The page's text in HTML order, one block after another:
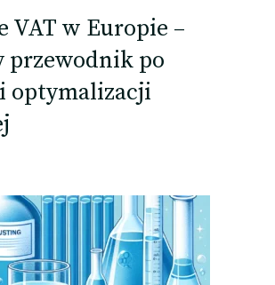
VAT w Europie –
przewodnik po
optymalizacji